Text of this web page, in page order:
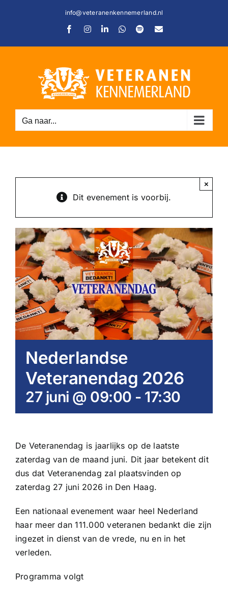
info@veteranenkennemerland.nl
FacebookInstagramLinkedInWhatsApp
SpotifyE-
Ga naar...
Dit evenement is voorbij.
×
Nederlandse
Veteranendag 2026
27 juni @ 09:00 - 17:30
De Veteranendag is jaarlijks op de laatste
zaterdag van de maand juni. Dit jaar betekent dit
dus dat Veteranendag zal plaatsvinden op
zaterdag 27 juni 2026 in Den Haag.
Een nationaal evenement waar heel Nederland
haar meer dan 111.000 veteranen bedankt die zijn
ingezet in dienst van de vrede, nu en in het
verleden.
Programma volgt